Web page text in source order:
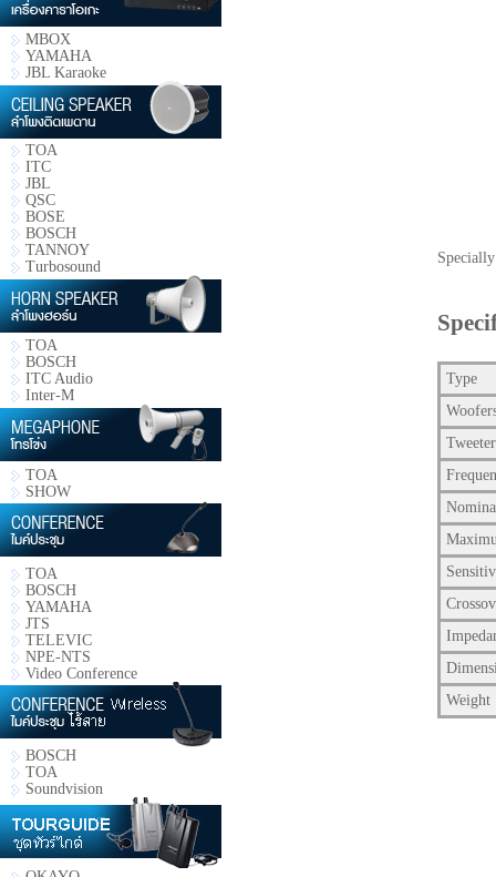
MBOX
YAMAHA
JBL Karaoke
TOA
ITC
JBL
QSC
BOSE
BOSCH
TANNOY
Turbosound
TOA
BOSCH
ITC Audio
Inter-M
TOA
SHOW
TOA
BOSCH
YAMAHA
JTS
TELEVIC
NPE-NTS
Video Conference
BOSCH
TOA
Soundvision
Type
Tweeter
Weight